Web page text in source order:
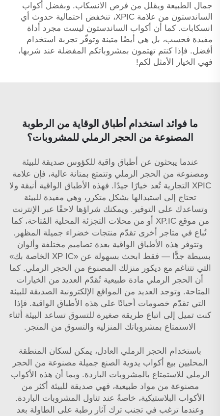
جمال الطبيعة ويقلل من فرص الانسكاب. وبفضل أكواب
الساندستون من علامة XPIC، تنخفض احتمالية حدوث أي
انسكابات. كما أن أكواب الساندستون ليست مجرد أداة
مفيدة فحسب، بل هي أيضًا متينة وتوفّر تجربة استخدام
أفضل. فإذا كنتم تهتمون بمشروباتكم المفضلة عند شربها،
فهي الخيار الأمثل لكم!
ما فوائد استخدام أطباق الوقاية من الرطوبة
المصنوعة من الحجر الرملي للمشروبات؟
عندما يبحثون عن أطباق واقية للكؤوس صديقة للبيئة
ومصنوعة من الحجر الرملي وتتمتع بمتانة عالية، فإن علامة
XPIC التجارية تُعد خيارًا جيدًا. فهذه الأطباق الواقية أنيقة ولا
تحتاج إلى استبدالها بشكل متكرر، وهي مفيدة للبيئة
وتساعدك على التوفير. ويمكنك شراؤها لاحقًا عبر الإنترنت
من موقع XP.IC أو من محلات التجزئة المحلية المُتاحة، كما
تُباع في متاجر أخرى تقدّم منتجات خضراء جميلة المظهر.
وتتوفر هذه الأطباق الواقية بعدة تصاميم مختلفة وألوان
بسيطة جدًّا — فقط ابحث بسهولة عن «XP IC الخاصة بك»
التي تتناغم مع ديكور منزلك المصنوع من الحجر الرملي. كما
أن الحجر الرملي مادة طبيعية تُقدّم العديد من الخيارات
المتاحة. وتوجد العديد من المواقع الإلكترونية الصديقة للبيئة
التي تقدّم خصومات أحيانًا على هذه الأطباق الواقية. فإذا
كنت تميل إلى اتباع طريقة صغيرة للتسوق تساعد البيئة أثناء
الاستمتاع بمشروباتك المنزلية والتسوق من المتجر.
باستخدام الحجر الرملي العادل، يمكن لسكان المنطقة
المحليين بيع أكواب يدوية الصنع جميلة مصنوعة من الحجر
الرملي للاستمتاع بالمشروبات الباردة. وبما أن هذه الأكواب
مصنوعة من مواد طبيعية، فهي صديقة للبيئة أكثر من
الأكواب البلاستيكية، خاصةً عند تناول المشروبات الباردة.
وعندما ترغب في تجنب ترك آثار رطبة على الطاولة بعد